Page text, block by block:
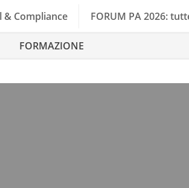
& Compliance FORUM PA 2026:
FORMAZIONE